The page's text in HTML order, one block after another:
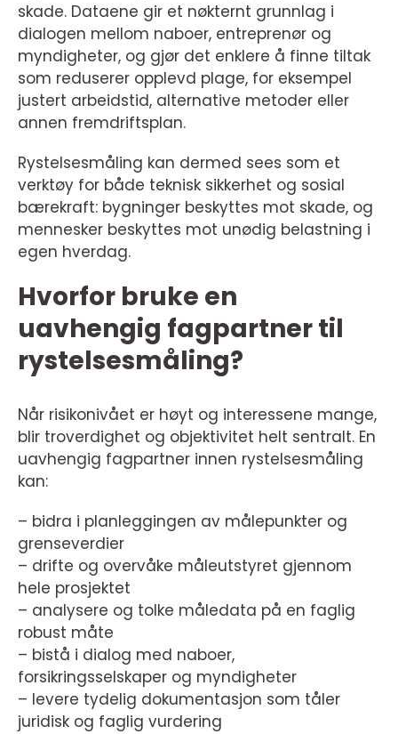
skade. Dataene gir et nøkternt grunnlag i
dialogen mellom naboer, entreprenør og
myndigheter, og gjør det enklere å finne tiltak
som reduserer opplevd plage, for eksempel
justert arbeidstid, alternative metoder eller
annen fremdriftsplan.
Rystelsesmåling kan dermed sees som et
verktøy for både teknisk sikkerhet og sosial
bærekraft: bygninger beskyttes mot skade, og
mennesker beskyttes mot unødig belastning i
egen hverdag.
Hvorfor bruke en
uavhengig fagpartner til
rystelsesmåling?
Når risikonivået er høyt og interessene mange,
blir troverdighet og objektivitet helt sentralt. En
uavhengig fagpartner innen rystelsesmåling
kan:
– bidra i planleggingen av målepunkter og
grenseverdier
– drifte og overvåke måleutstyret gjennom
hele prosjektet
– analysere og tolke måledata på en faglig
robust måte
– bistå i dialog med naboer,
forsikringsselskaper og myndigheter
– levere tydelig dokumentasjon som tåler
juridisk og faglig vurdering